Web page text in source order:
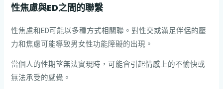
性焦慮與ED之間的聯繫
性焦慮和ED可能以多種方式相關聯。對性交或滿足伴侶的壓
力和焦慮可能導致男女性功能障礙的出現。
當個人的性期望無法實現時，可能會引起情感上的不愉快或
無法承受的感覺。